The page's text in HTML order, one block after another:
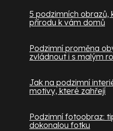
5 podzimních obrazů,
přírodu k vám domů
Podzimní proměna
zvládnout i s malým
Jak na podzimní
motivy, které zahřejí
Podzimní fotoobraz:
dokonalou fotku